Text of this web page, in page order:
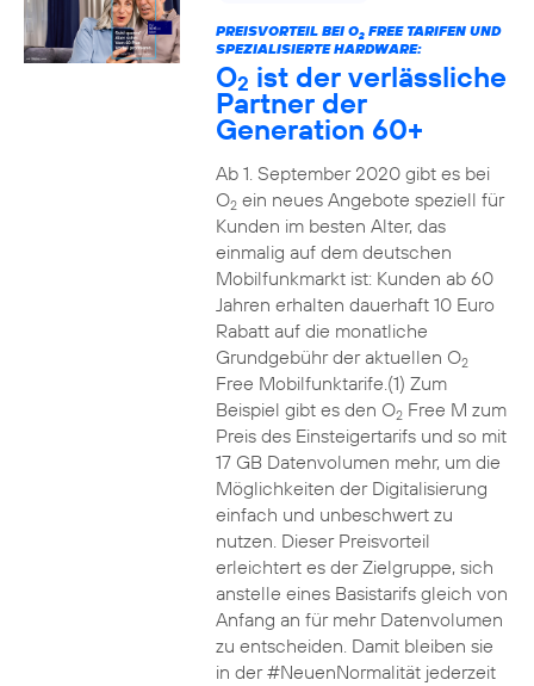
PREISVORTEIL BEI O2FREE TARIFEN UND
SPEZIALISIERTE HARDWARE:
O2 ist der verlässliche
Partner der
Generation 60+
Ab 1. September 2020 gibt es bei
O2ein neues Angebote speziell für
Kunden im besten Alter, das
einmalig auf dem deutschen
Mobilfunkmarkt ist: Kunden ab 60
Jahren erhalten dauerhaft 10 Euro
Rabatt auf die monatliche
Grundgebühr der aktuellen O2
Free Mobilfunktarife.(1) Zum
Beispiel gibt es den O2Free M zum
Preis des Einsteigertarifs und so mit
17 GB Datenvolumen mehr, um die
Möglichkeiten der Digitalisierung
einfach und unbeschwert zu
nutzen. Dieser Preisvorteil
erleichtert es der Zielgruppe, sich
anstelle eines Basistarifs gleich von
Anfang an für mehr Datenvolumen
zu entscheiden. Damit bleiben sie
in der #NeuenNormalität jederzeit